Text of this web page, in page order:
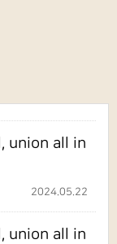
union all in
2024.05.22
union all in